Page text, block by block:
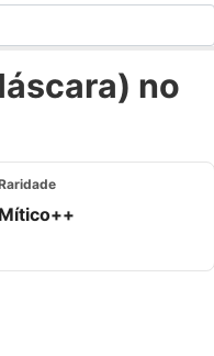
no
Mítico++